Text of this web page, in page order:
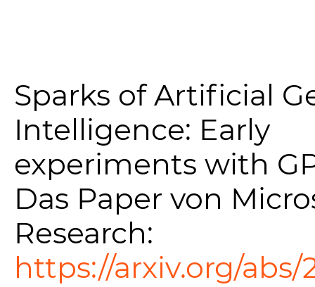
Sparks of Artificial
Intelligence: Early
experiments with
Das Paper von
Research:
https://arxiv.org/abs/